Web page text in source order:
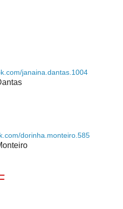
janaina.dantas.1004
dorinha.monteiro.585